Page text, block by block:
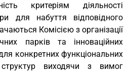
критеріям діяльності
для набуття відповідного
Комісією з організації
парків та інноваційних
конкретних функціональних
структур виходячи з вимог